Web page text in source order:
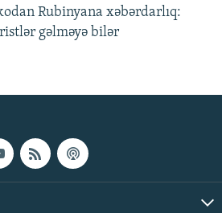
Rubinyana xəbərdarlıq:
gəlməyə bilər